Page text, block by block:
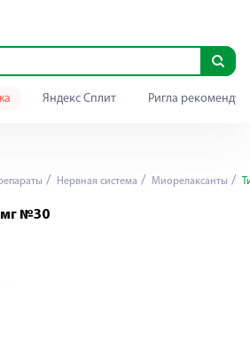
Яндекс Сплит Ригла
Нервная система Миорелаксанты
№30